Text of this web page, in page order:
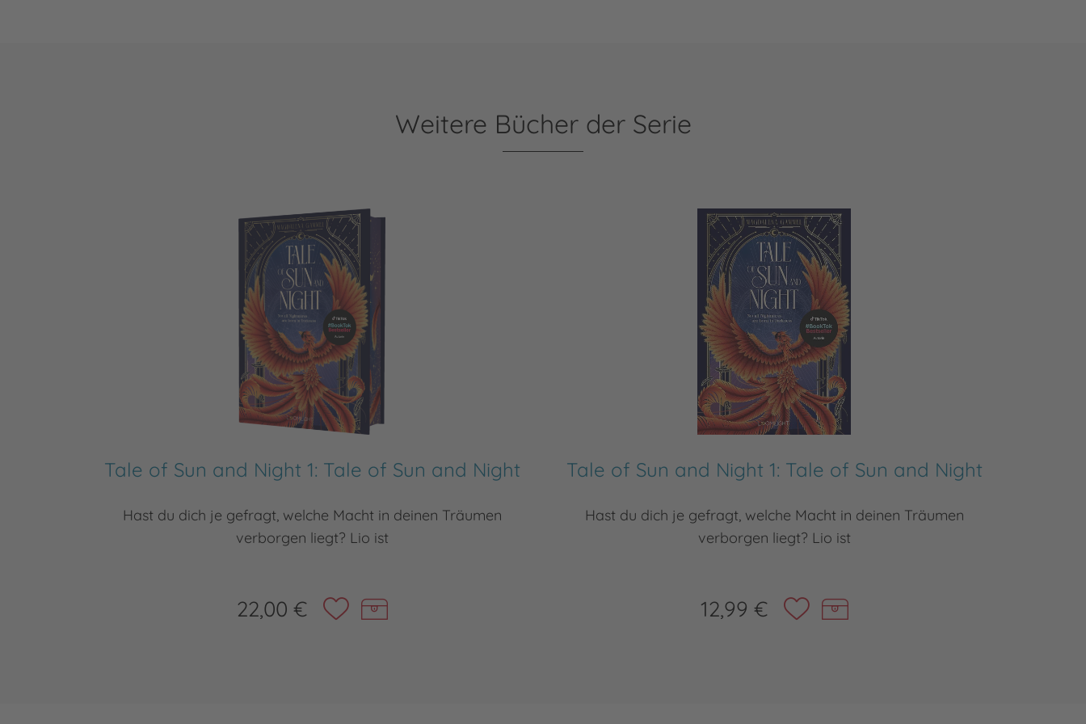
Weitere Bücher der Serie
Tale of Sun and Night 1: Tale of Sun and Night
Hast du dich je gefragt, welche Macht in deinen Träumen
verborgen liegt? Lio ist
22,00 €
Tale of Sun and Night 1: Tale of Sun and Night
Hast du dich je gefragt, welche Macht in deinen Träumen
verborgen liegt? Lio ist
12,99 €